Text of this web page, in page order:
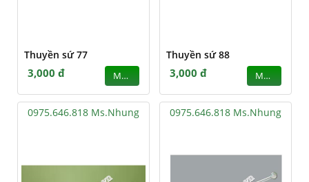
Thuyền sứ 77
3,000 đ MUA
Thuyền sứ 88
3,000 đ MUA
0975.646.818 Ms.Nhung 0975.646.818 Ms.Nhung